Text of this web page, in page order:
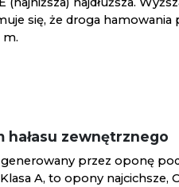
się, że droga hamowania
m.
hałasu zewnętrznego
generowany przez oponę
A, to opony najcichsze,